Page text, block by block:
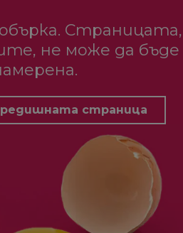
Страницата,
не може да бъде
страница